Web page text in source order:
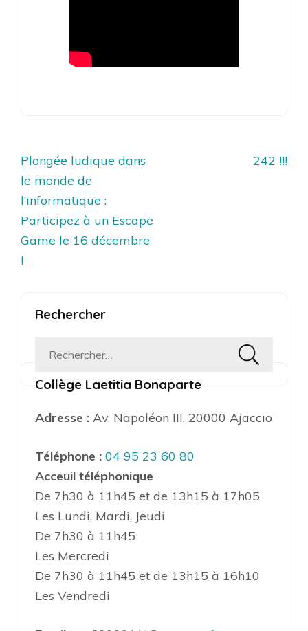
Navigation
de
l’article
Plongée ludique dans
le monde de
l’informatique :
Participez à un Escape
Game le 16 décembre
!
242 !!!
Rechercher
Rechercher :
Collège Laetitia Bonaparte
Adresse : Av. Napoléon III, 20000 Ajaccio
Téléphone : 04 95 23 60 80
Acceuil téléphonique
De 7h30 à 11h45 et de 13h15 à 17h05
Les Lundi, Mardi, Jeudi
De 7h30 à 11h45
Les Mercredi
De 7h30 à 11h45 et de 13h15 à 16h10
Les Vendredi